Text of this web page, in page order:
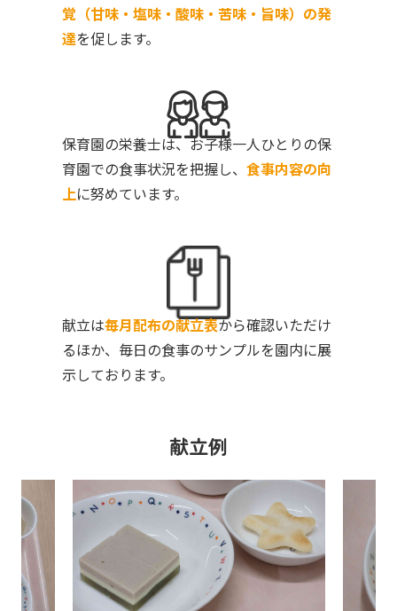
覚（甘味・塩味・酸味・苦味・旨味）の発
達を促します。
保育園の栄養士は、お子様一人ひとりの保
育園での食事状況を把握し、 食事内容の向
上に努めています。
献立は毎月配布の献立表から確認いただけ
るほか、毎日の食事のサンプルを園内に展
示しております。
献立例